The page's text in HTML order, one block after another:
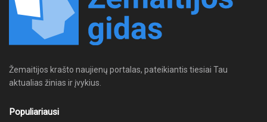
Žemaitijos krašto naujienų portalas, pateikiantis tiesiai Tau
aktualias žinias ir įvykius.
Populiariausi